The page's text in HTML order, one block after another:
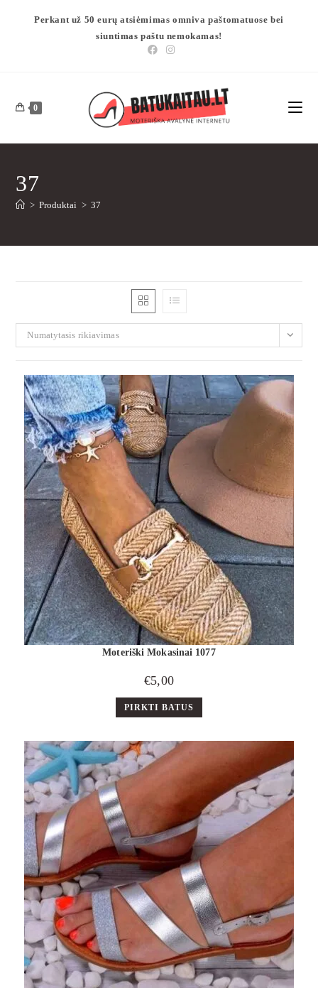
Perkant už 50 eurų atsiėmimas omniva paštomatuose bei
siuntimas paštu nemokamas!
0
37
> Produktai > 37
Numatytasis rikiavimas
Moteriški Mokasinai 1077
€5,00
PIRKTI BATUS